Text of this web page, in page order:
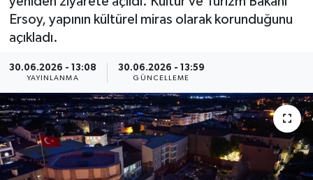
Ersoy, yapının kültürel miras olarak korunduğunu
açıkladı.
30.06.2026 - 13:08
YAYINLANMA
30.06.2026 - 13:59
GÜNCELLEME
Güvenlik
Magazin
Medya
Politika
Haber Arşivi